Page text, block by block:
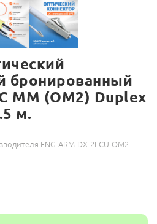
бронированный
MM (OM2) Duplex
м.
ENG-ARM-DX-2LCU-OM2-